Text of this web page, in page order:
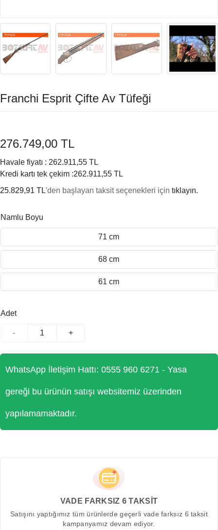
Franchi Esprit Çifte Av Tüfeği
276.749,00 TL
Havale fiyatı : 262.911,55 TL
Kredi kartı tek çekim :262.911,55 TL
25.829,91 TL'den başlayan taksit seçenekleri için tıklayın.
Namlu Boyu
71 cm
68 cm
61 cm
Adet
- +
WhatsApp İletişim Hattı: 0555 960 6271 - Yasa
gereği bu ürünün satışı websitemiz üzerinden
yapılamamaktadır.
VADE FARKSIZ 6 TAKSİT
Satışını yaptığımız tüm ürünlerde geçerli vade farksız 6 taksit
kampanyamız devam ediyor.